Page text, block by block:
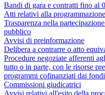
Bandi di gara e contratti fino al
Atti relativi alla
Trasparenza nella
pubblico
Avvisi di preinformazione
Delibera a contrarre o atto
Procedure negoziate afferenti
tutto o in parte, con le risorse
programmi cofinanziati dai
Commissioni giudicatrici
Avvisi relativi all'esito della